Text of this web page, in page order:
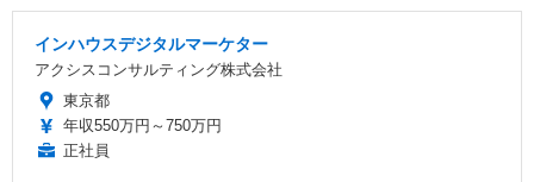
インハウスデジタルマーケター
アクシスコンサルティング株式会社
東京都
年収550万円～750万円
正社員